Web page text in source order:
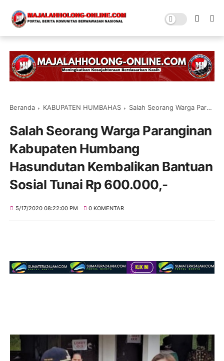
Beranda KABUPATEN HUMBAHAS Salah Seorang Warga Paranginan Kabupaten Humbang Hasundutan Kembalikan Bantuan Sosial Tunai Rp 600.000,-
Salah Seorang Warga Paranginan
Kabupaten Humbang
Hasundutan Kembalikan Bantuan
Sosial Tunai Rp 600.000,-
5/17/2020 08:22:00 PM 0 KOMENTAR